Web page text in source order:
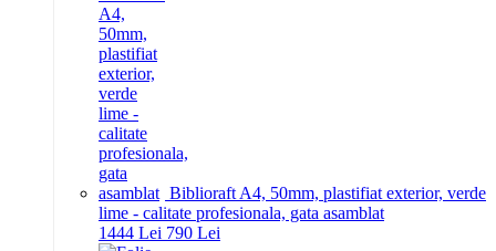
Biblioraft A4, 50mm, plastifiat exterior, verde
lime - calitate profesionala, gata asamblat
1444 Lei 790 Lei